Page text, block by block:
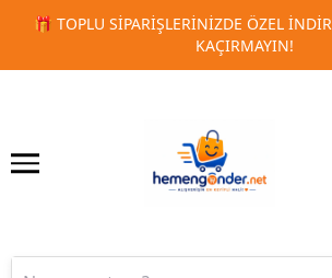
🚀 KURUMSAL
1 2